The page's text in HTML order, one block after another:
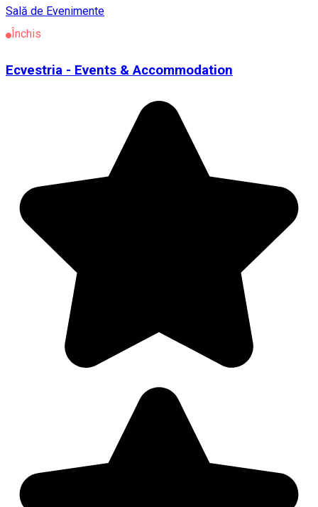
Sală de Evenimente
Închis
Ecvestria - Events & Accommodation